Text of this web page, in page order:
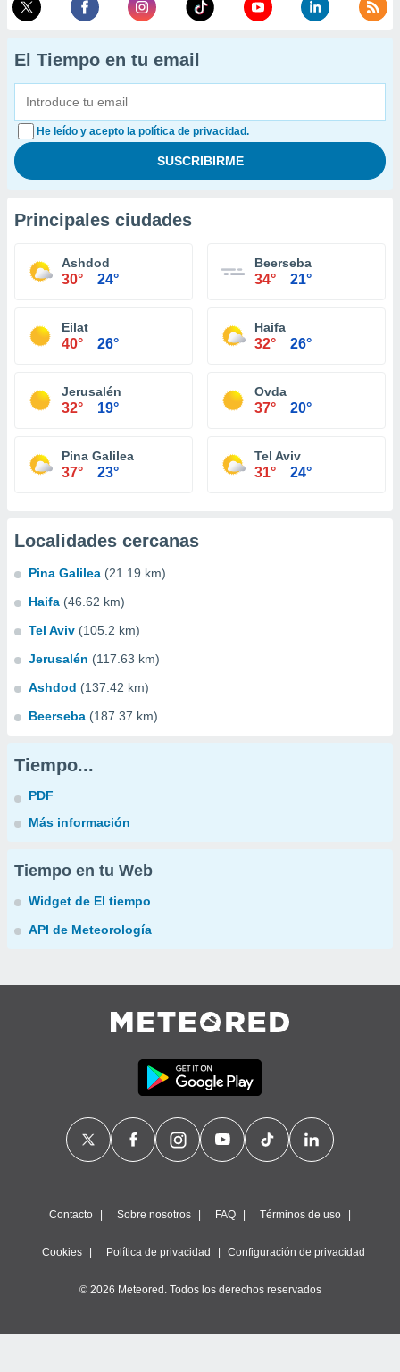
El Tiempo en tu email
He leído y acepto la política de privacidad.
Principales ciudades
Ashdod
30° 24°
Beerseba
34° 21°
Eilat
40° 26°
Haifa
32° 26°
Jerusalén
32° 19°
Ovda
37° 20°
Pina Galilea
37° 23°
Tel Aviv
31° 24°
Localidades cercanas
Pina Galilea (21.19 km)
Haifa (46.62 km)
Tel Aviv (105.2 km)
Jerusalén (117.63 km)
Ashdod (137.42 km)
Beerseba (187.37 km)
Tiempo...
PDF
Más información
Tiempo en tu Web
Widget de El tiempo
API de Meteorología
Contacto Sobre nosotros FAQ Términos de uso
Cookies Política de privacidad Configuración de privacidad
© 2026 Meteored. Todos los derechos reservados